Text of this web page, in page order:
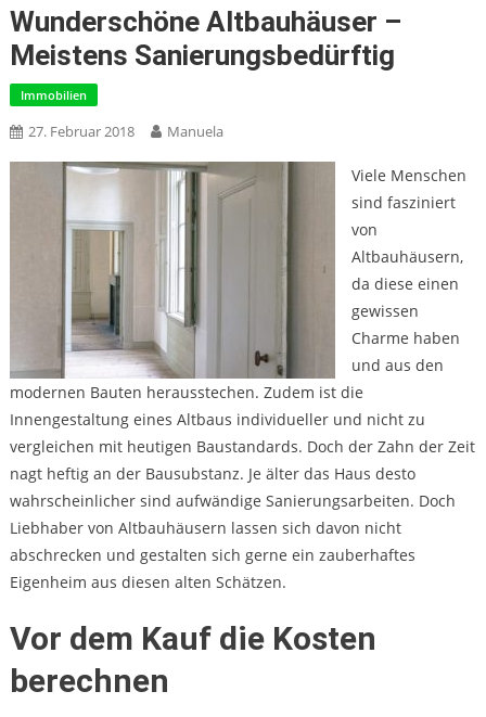
Wunderschöne Altbauhäuser –
Meistens Sanierungsbedürftig
Immobilien
27. Februar 2018 Manuela
Viele Menschen
sind fasziniert
von
Altbauhäusern,
da diese einen
gewissen
Charme haben
und aus den
modernen Bauten herausstechen. Zudem ist die
Innengestaltung eines Altbaus individueller und nicht zu
vergleichen mit heutigen Baustandards. Doch der Zahn der Zeit
nagt heftig an der Bausubstanz. Je älter das Haus desto
wahrscheinlicher sind aufwändige Sanierungsarbeiten. Doch
Liebhaber von Altbauhäusern lassen sich davon nicht
abschrecken und gestalten sich gerne ein zauberhaftes
Eigenheim aus diesen alten Schätzen.
Vor dem Kauf die Kosten
berechnen